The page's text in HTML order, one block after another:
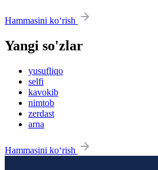
Hammasini ko‘rish
Yangi so'zlar
yusufliqo
selfi
kavokib
nimtob
zerdast
arna
Hammasini ko‘rish